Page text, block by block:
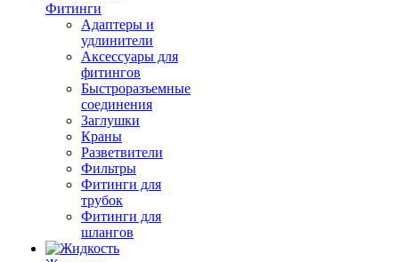
Фитинги
Адаптеры и
удлинители
Аксессуары для
фитингов
Быстроразъемные
соединения
Заглушки
Краны
Разветвители
Фильтры
Фитинги для
трубок
Фитинги для
шлангов